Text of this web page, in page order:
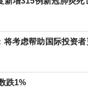
将考虑帮助国际投资
跌1%